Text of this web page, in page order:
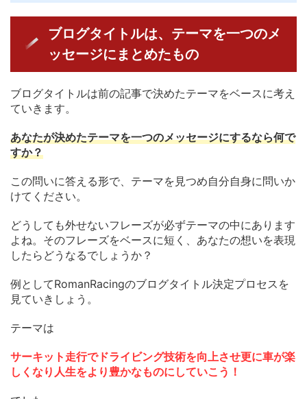
ブログタイトルは、テーマを一つのメ
ッセージにまとめたもの
ブログタイトルは前の記事で決めたテーマをベースに考え
ていきます。
あなたが決めたテーマを一つのメッセージにするなら何で
すか？
この問いに答える形で、テーマを見つめ自分自身に問いか
けてください。
どうしても外せないフレーズが必ずテーマの中にあります
よね。そのフレーズをベースに短く、あなたの想いを表現
したらどうなるでしょうか？
例としてRomanRacingのブログタイトル決定プロセスを
見ていきしょう。
テーマは
サーキット走行でドライビング技術を向上させ更に車が楽
しくなり人生をより豊かなものにしていこう！